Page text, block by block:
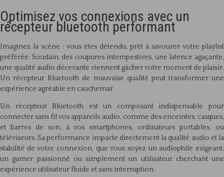
Optimisez vos connexions avec un
récepteur bluetooth performant
Imaginez la scène : vous êtes détendu, prêt à savourer votre playlist
préférée. Soudain, des coupures intempestives, une latence agaçante,
une qualité audio décevante viennent gâcher votre moment de plaisir.
Un récepteur Bluetooth de mauvaise qualité peut transformer une
expérience agréable en cauchemar.
Un récepteur Bluetooth est un composant indispensable pour
connecter sans fil vos appareils audio, comme des enceintes, casques,
et barres de son, à vos smartphones, ordinateurs portables, ou
téléviseurs. Sa performance impacte directement la qualité audio et la
stabilité de votre connexion, que vous soyez un audiophile exigeant,
un gamer passionné ou simplement un utilisateur cherchant une
expérience utilisateur fluide et sans interruption.